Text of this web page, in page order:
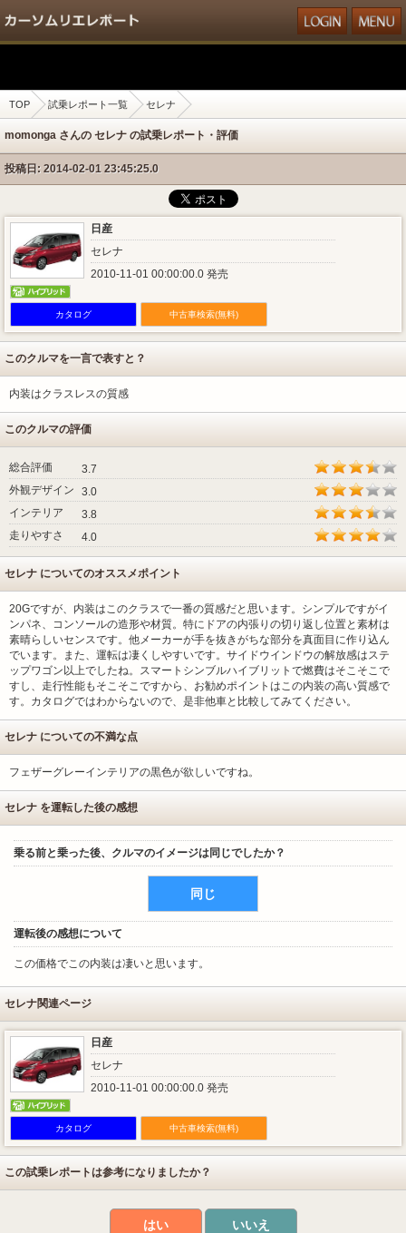
TOP 試乗レポート一覧 セレナ
momonga さんの セレナ の試乗レポート・評価
投稿日: 2014-02-01 23:45:25.0
日産
セレナ
2010-11-01 00:00:00.0 発売
カタログ 中古車検索(無料)
このクルマを一言で表すと？
内装はクラスレスの質感
このクルマの評価
総合評価
3.7
外観デザイン
3.0
インテリア
3.8
走りやすさ
4.0
セレナ についてのオススメポイント
20Gですが、内装はこのクラスで一番の質感だと思います。シンプルですがイ
ンパネ、コンソールの造形や材質。特にドアの内張りの切り返し位置と素材は
素晴らしいセンスです。他メーカーが手を抜きがちな部分を真面目に作り込ん
でいます。また、運転は凄くしやすいです。サイドウインドウの解放感はステ
ップワゴン以上でしたね。スマートシンブルハイブリットで燃費はそこそこで
すし、走行性能もそこそこですから、お勧めポイントはこの内装の高い質感で
す。カタログではわからないので、是非他車と比較してみてください。
セレナ についての不満な点
フェザーグレーインテリアの黒色が欲しいですね。
セレナ を運転した後の感想
乗る前と乗った後、クルマのイメージは同じでしたか？
同じ
運転後の感想について
この価格でこの内装は凄いと思います。
セレナ関連ページ
日産
セレナ
2010-11-01 00:00:00.0 発売
カタログ 中古車検索(無料)
この試乗レポートは参考になりましたか？
はい いいえ